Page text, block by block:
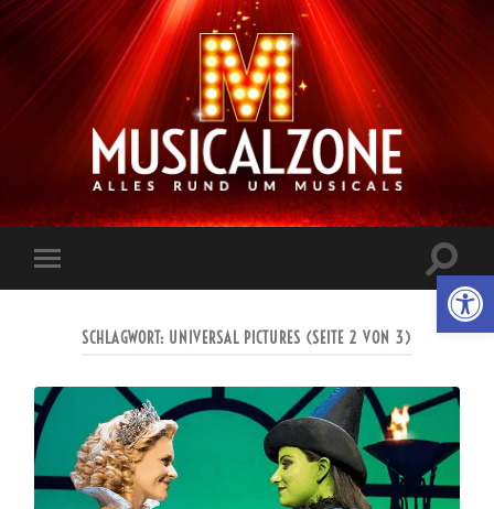
Musicalzone.de
Mobile-
Menü
ein-/
SCHLAGWORT: UNIVERSAL PICTURES (SEITE 2 VON 3)